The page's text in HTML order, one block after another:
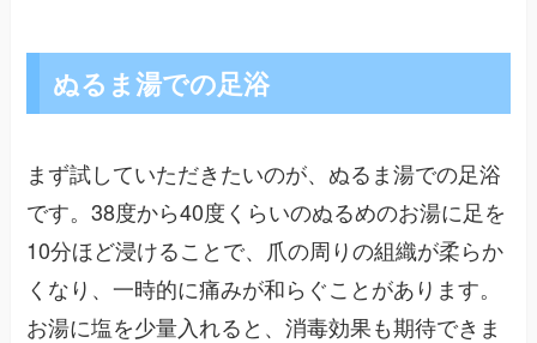
ぬるま湯での足浴
まず試していただきたいのが、ぬるま湯での足浴
です。38度から40度くらいのぬるめのお湯に足を
10分ほど浸けることで、爪の周りの組織が柔らか
くなり、一時的に痛みが和らぐことがあります。
お湯に塩を少量入れると、消毒効果も期待できま